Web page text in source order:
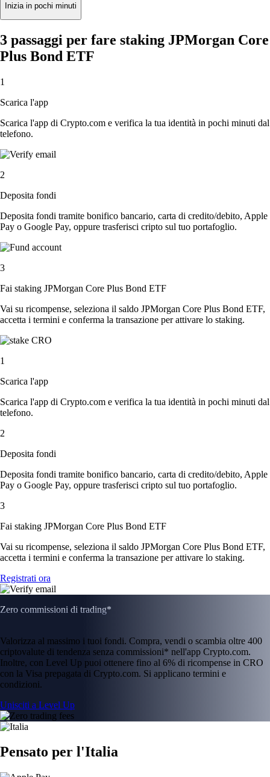
Inizia in pochi minuti
3 passaggi per fare staking JPMorgan Core
Plus Bond ETF
1
Scarica l'app
Scarica l'app di Crypto.com e verifica la tua identità in pochi minuti dal
telefono.
2
Deposita fondi
Deposita fondi tramite bonifico bancario, carta di credito/debito, Apple
Pay o Google Pay, oppure trasferisci cripto sul tuo portafoglio.
3
Fai staking JPMorgan Core Plus Bond ETF
Vai su ricompense, seleziona il saldo JPMorgan Core Plus Bond ETF,
accetta i termini e conferma la transazione per attivare lo staking.
1
Scarica l'app
Scarica l'app di Crypto.com e verifica la tua identità in pochi minuti dal
telefono.
2
Deposita fondi
Deposita fondi tramite bonifico bancario, carta di credito/debito, Apple
Pay o Google Pay, oppure trasferisci cripto sul tuo portafoglio.
3
Fai staking JPMorgan Core Plus Bond ETF
Vai su ricompense, seleziona il saldo JPMorgan Core Plus Bond ETF,
accetta i termini e conferma la transazione per attivare lo staking.
Registrati ora
Zero commissioni di trading*
Valorizza al massimo i tuoi fondi. Compra, vendi o scambia oltre 400
criptovalute di tendenza senza commissioni* nell'app Crypto.com.
Inoltre, con Level Up puoi ottenere fino al 6% di ricompense in CRO
con la Visa prepagata di Crypto.com. Si applicano termini e
condizioni.
Unisciti a Level Up
Pensato per l'Italia